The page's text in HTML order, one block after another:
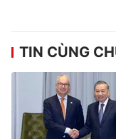
TIN CÙNG